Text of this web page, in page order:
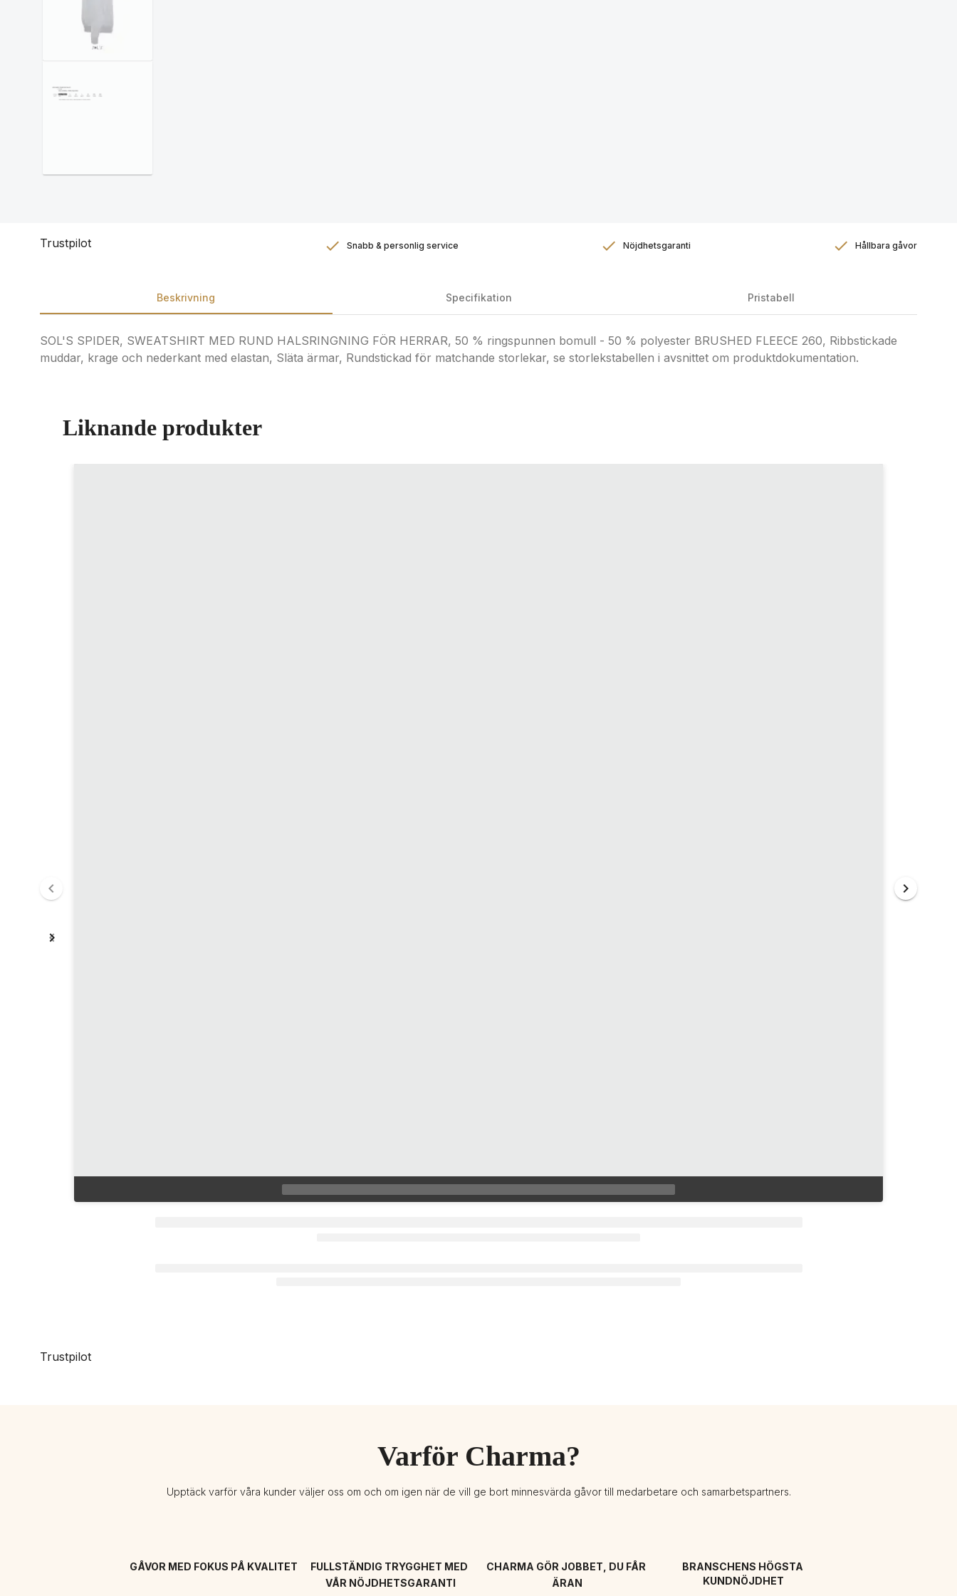
Trustpilot Snabb & personlig service Nöjdhetsgaranti Hållbara gåvor
Beskrivning Specifikation Pristabell
SOL'S SPIDER, SWEATSHIRT MED RUND HALSRINGNING FÖR HERRAR, 50 % ringspunnen bomull - 50 % polyester BRUSHED FLEECE 260, Ribbstickade
muddar, krage och nederkant med elastan, Släta ärmar, Rundstickad för matchande storlekar, se storlekstabellen i avsnittet om produktdokumentation.
Liknande produkter
Trustpilot
Varför Charma?
Upptäck varför våra kunder väljer oss om och om igen när de vill ge bort minnesvärda gåvor till medarbetare och samarbetspartners.
GÅVOR MED FOKUS PÅ KVALITET
FULLSTÄNDIG TRYGGHET MED
VÅR NÖJDHETSGARANTI
CHARMA GÖR JOBBET, DU FÅR
ÄRAN
BRANSCHENS HÖGSTA
KUNDNÖJDHET